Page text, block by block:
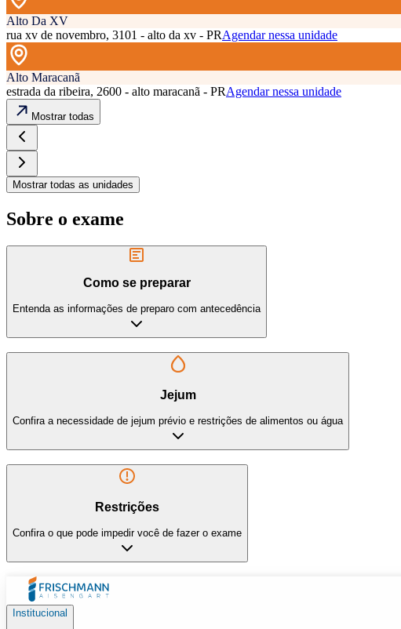
Alto Da XV
rua xv de novembro, 3101 - alto da xv - PRAgendar nessa unidade
Alto Maracanã
estrada da ribeira, 2600 - alto maracanã - PRAgendar nessa unidade
Mostrar todas
Mostrar todas as unidades
Sobre o exame
Como se preparar
Entenda as informações de preparo com antecedência
Jejum
Confira a necessidade de jejum prévio e restrições de alimentos ou água
Restrições
Confira o que pode impedir você de fazer o exame
Institucional